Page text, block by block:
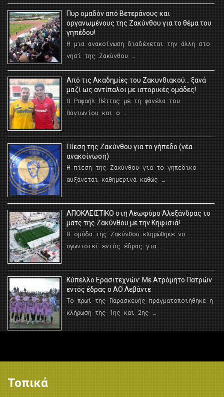
Πυρ ομαδόν από Βετεράνους και
οργανωμένους της Ζακύνθου για το θέμα του
γηπέδου!
Η μια ανακοίνωση διαδέχεται την άλλη στο
νησί της Ζακύνθου …
Από τις Ακαδημίες του Ζακυνθιακού… ξανά
μαζί ως αντίπαλοι με ιστορικές ομάδες!
Ο Ραφαήλ Πέττας με τη φανέλα του
Πανιωνίου και ο …
Πίεση της Ζακύνθου για το γήπεδο (νέα
ανακοίνωση)
Η πίεση της Ζακύνθου για το γηπεδικο
αυξάνεται καθημερινά καθώς …
AΠΟΚΛΕΙΣΤΙΚΟ στη Λεωφόρο Αλεξάνδρας το
ματς της Ζακύνθου με την Κηφισιά!
Η ομάδα της Ζακύνθου κληρώθηκε να
αγωνιστεί εντός έδρας για …
Κύπελλο Ερασιτεχνών: Με Ατρόμητο Πατρών
εντός έδρας ο ΑΟ Λεβάντε
Το πρωί της Παρασκευής πραγματοποιήθηκε η
κλήρωση της 1ης και 2ης …
Τοπικά